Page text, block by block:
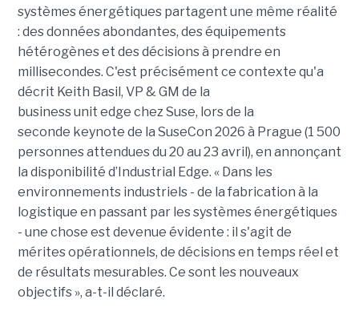
systèmes énergétiques partagent une même réalité
: des données abondantes, des équipements
hétérogènes et des décisions à prendre en
millisecondes. C'est précisément ce contexte qu'a
décrit Keith Basil, VP & GM de la
business unit edge chez Suse, lors de la
seconde keynote de la SuseCon 2026 à Prague (1 500
personnes attendues du 20 au 23 avril), en annonçant
la disponibilité d’Industrial Edge. « Dans les
environnements industriels - de la fabrication à la
logistique en passant par les systèmes énergétiques
- une chose est devenue évidente : il s'agit de
mérites opérationnels, de décisions en temps réel et
de résultats mesurables. Ce sont les nouveaux
objectifs », a-t-il déclaré.